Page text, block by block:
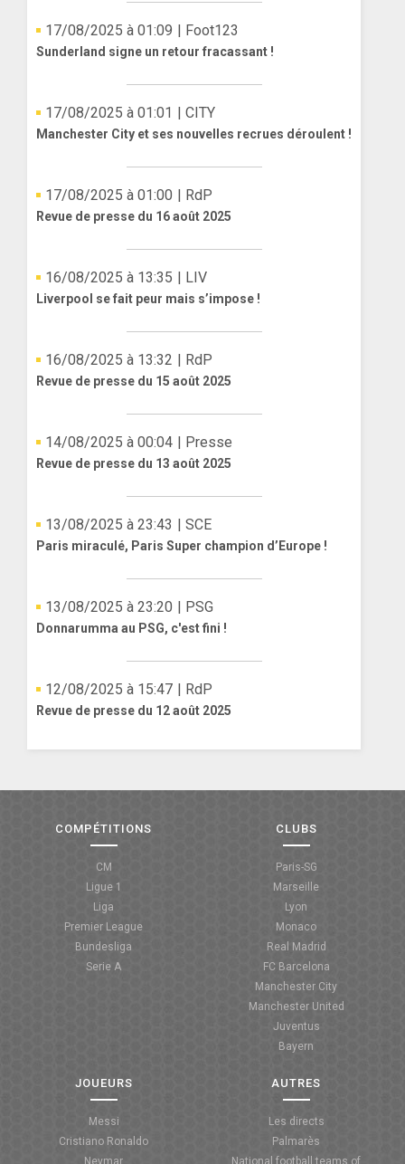
17/08/2025 à 01:09 | Foot123
Sunderland signe un retour fracassant !
17/08/2025 à 01:01 | CITY
Manchester City et ses nouvelles recrues déroulent !
17/08/2025 à 01:00 | RdP
Revue de presse du 16 août 2025
16/08/2025 à 13:35 | LIV
Liverpool se fait peur mais s’impose !
16/08/2025 à 13:32 | RdP
Revue de presse du 15 août 2025
14/08/2025 à 00:04 | Presse
Revue de presse du 13 août 2025
13/08/2025 à 23:43 | SCE
Paris miraculé, Paris Super champion d’Europe !
13/08/2025 à 23:20 | PSG
Donnarumma au PSG, c'est fini !
12/08/2025 à 15:47 | RdP
Revue de presse du 12 août 2025
COMPÉTITIONS
CM
Ligue 1
Liga
Premier League
Bundesliga
Serie A
CLUBS
Paris-SG
Marseille
Lyon
Monaco
Real Madrid
FC Barcelona
Manchester City
Manchester United
Juventus
Bayern
JOUEURS
Messi
Cristiano Ronaldo
Neymar
AUTRES
Les directs
Palmarès
National football teams of